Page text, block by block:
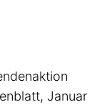
Januar